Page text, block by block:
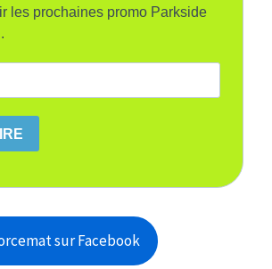
les prochaines promo Parkside
sur Facebook